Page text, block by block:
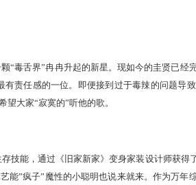
毒舌界”冉冉升起的新星。现如今的圭贤已经
责任感的一位。即便接到过于毒辣的问题导
大家“寂寞的”听他的歌。
技能，通过《旧家新家》变身家装设计师获得
”疯子”魔性的小聪明也说来就来。作为万年